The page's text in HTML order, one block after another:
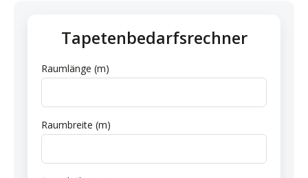
Tapetenbedarfsrechner
Raumlänge (m)
Raumbreite (m)